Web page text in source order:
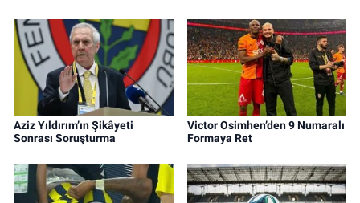
Aziz Yıldırım’ın Şikâyeti
Sonrası Soruşturma
Victor Osimhen’den 9 Numaralı
Formaya Ret